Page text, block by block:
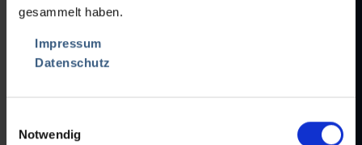
gesammelt haben.
Impressum
Datenschutz
Notwendig